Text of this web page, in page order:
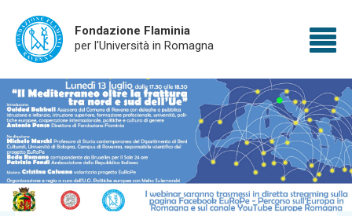
main
content
Fondazione Flaminia
per l'Università in Romagna